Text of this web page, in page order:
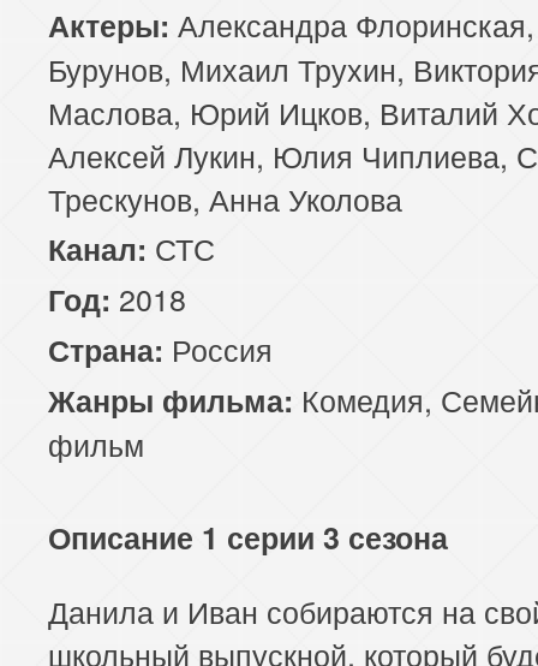
Актеры: Александра
Бурунов, Михаил Трухин,
Маслова, Юрий Ицков, Виталий
Алексей Лукин, Юлия Чиплиева,
Трескунов, Анна Уколова
Канал: СТС
Год: 2018
Страна: Россия
Жанры фильма: Комедия,
фильм
Описание 1 серии 3 сезона
Данила и Иван собираются на
школьный выпускной, который